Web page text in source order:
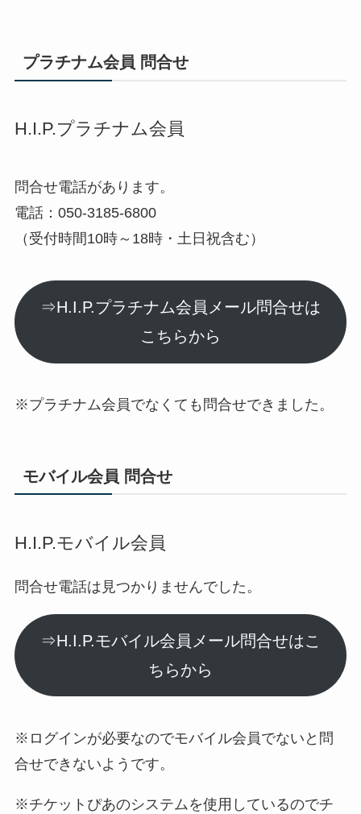
プラチナム会員 問合せ
H.I.P.プラチナム会員
問合せ電話があります。
電話：050-3185-6800
（受付時間10時～18時・土日祝含む）
⇒H.I.P.プラチナム会員メール問合せは
こちらから
※プラチナム会員でなくても問合せできました。
モバイル会員 問合せ
H.I.P.モバイル会員
問合せ電話は見つかりませんでした。
⇒H.I.P.モバイル会員メール問合せはこ
ちらから
※ログインが必要なのでモバイル会員でないと問
合せできないようです。
※チケットぴあのシステムを使用しているのでチ